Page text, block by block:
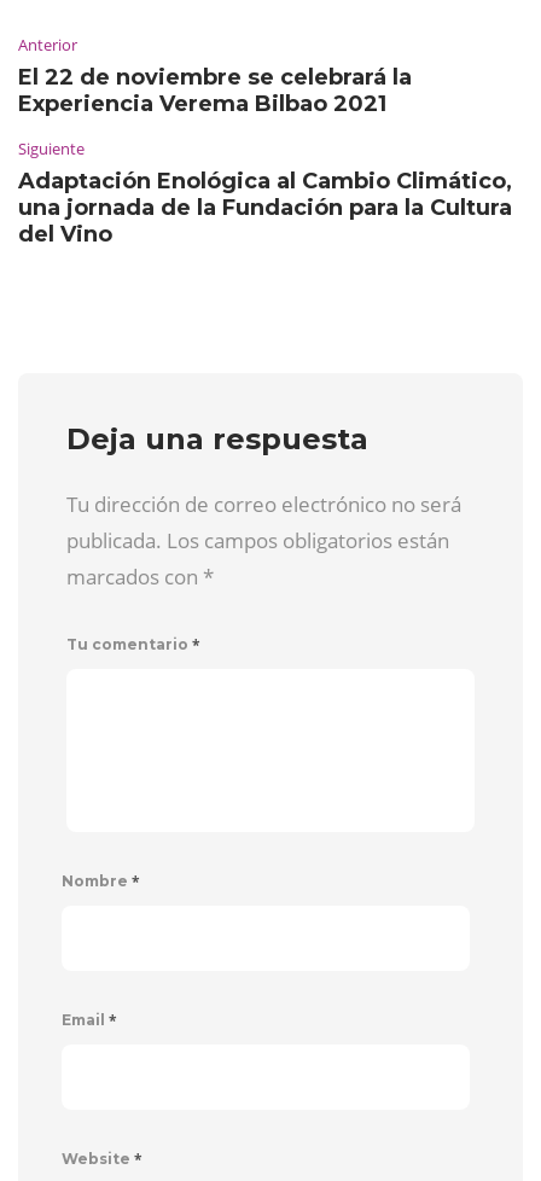
Anterior
El 22 de noviembre se celebrará la
Experiencia Verema Bilbao 2021
Siguiente
Adaptación Enológica al Cambio Climático,
una jornada de la Fundación para la Cultura
del Vino
Deja una respuesta
Tu dirección de correo electrónico no será
publicada. Los campos obligatorios están
marcados con *
Tu comentario *
Nombre *
Email *
Website *